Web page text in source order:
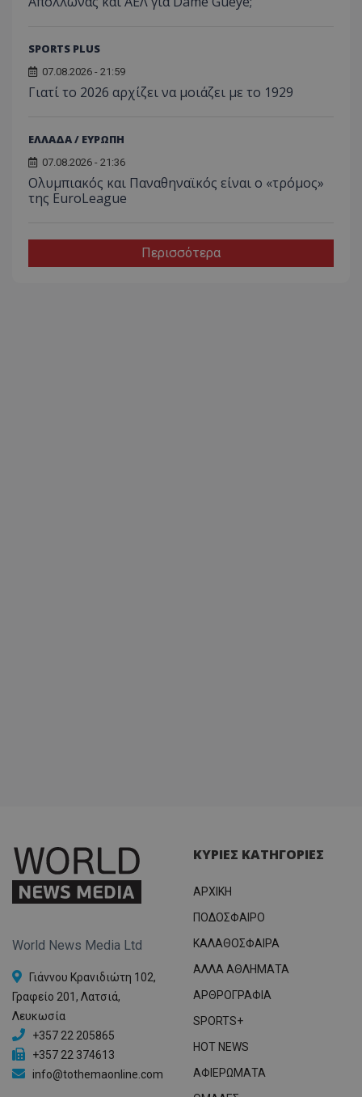
SPORTS PLUS
07.08.2026 - 21:59
Γιατί το 2026 αρχίζει να μοιάζει με το 1929
ΕΛΛΑΔΑ / ΕΥΡΩΠΗ
07.08.2026 - 21:36
Ολυμπιακός και Παναθηναϊκός είναι ο «τρόμος»
της EuroLeague
Περισσότερα
World News Media Ltd
Γιάννου Κρανιδιώτη 102,
Γραφείο 201, Λατσιά,
Λευκωσία
+357 22 205865
+357 22 374613
info@tothemaonline.com
ΚΥΡΙΕΣ ΚΑΤΗΓΟΡΙΕΣ
ΑΡΧΙΚΗ
ΠΟΔΟΣΦΑΙΡΟ
ΚΑΛΑΘΟΣΦΑΙΡΑ
ΑΛΛΑ ΑΘΛΗΜΑΤΑ
ΑΡΘΡΟΓΡΑΦΙΑ
SPORTS+
HOT NEWS
ΑΦΙΕΡΩΜΑΤΑ